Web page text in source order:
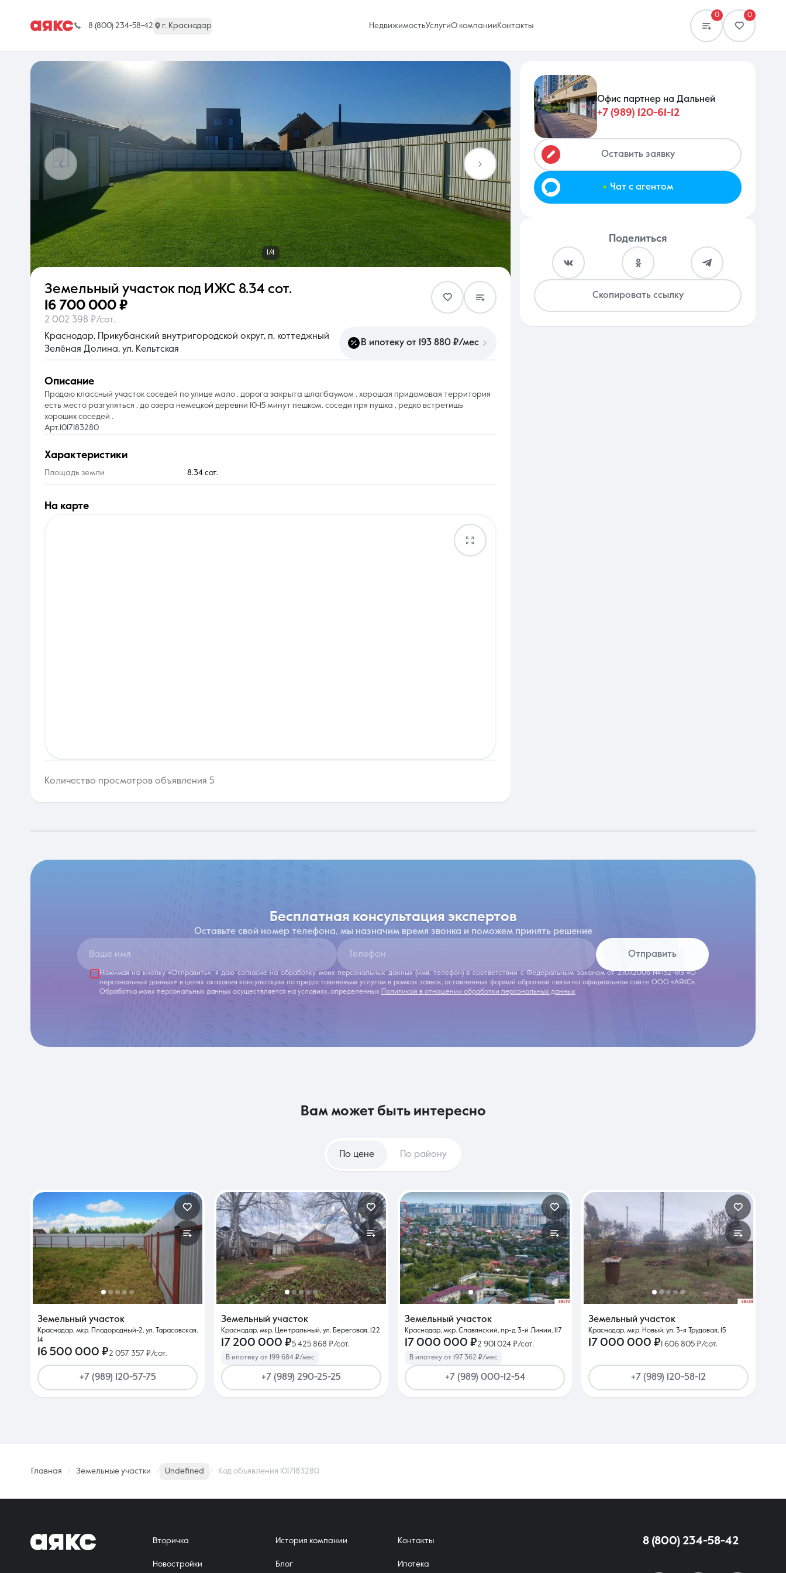
8 (800) 234-58-42 г. Краснодар НедвижимостьУслугиО компании Контакты
0 0
г. Краснодар Избранное
0 объявлений
Сравнение
Недвижимость Услуги
О компании Контакты
8 (861) 297-00-00
Ежедневно с 08:30 до 20:00
1/4
Земельный участок под ИЖС 8.34 сот.
16 700 000 ₽
2 002 398 ₽/сот.
Краснодар, Прикубанский внутригородской округ, п. коттеджный
Зелёная Долина, ул. Кельтская
В ипотеку от 193 880 ₽/мес
характеристики
Площадь земли 8.34 сот.
описание
Продаю классный участок соседей по улице мало . дорога закрыта шлагбаумом . хорошая придомовая территория
есть место разгуляться . до озера немецкой деревни 10-15 минут пешком. соседи пря пушка , редко встретишь
хороших соседей .
Арт.1017183280
на карте
Количество просмотров объявления 5
Офис партнер на Дальней
+7 (989) 120-61-12
Оставить заявку
. Чат с агентом
Поделиться
Скопировать ссылку
бесплатная консультация экспертов
Оставьте свой номер телефона, мы назначим время звонка и поможем принять решение
Ваше имя Телефон Отправить
Нажимая на кнопку «Отправить», я даю согласие на обработку моих персональных данных (имя, телефон) в соответствии с Федеральным законом от 27.07.2006 №152-ФЗ «О
персональных данных» в целях оказания консультации по предоставляемым услугам в рамках заявок, оставленных формой обратной связи на официальном сайте ООО «АЯКС».
Обработка моих персональных данных осуществляется на условиях, определенных Политикой в отношении обработки персональных данных
вам может быть интересно
По цене По району
Земельный участок
Краснодар, мкр. Плодородный-2, ул. Тарасовская,
14
16 500 000 ₽2 057 357 ₽/сот.
+7 (989) 120-57-75
Земельный участок
Краснодар, мкр. Центральный, ул. Береговая, 122
17 200 000 ₽5 425 868 ₽/сот.
В ипотеку от 199 684 ₽/мес
+7 (989) 290-25-25
Земельный участок
Краснодар, мкр. Славянский, пр-д 3-й Линии, 117
17 000 000 ₽2 901 024 ₽/сот.
В ипотеку от 197 362 ₽/мес
+7 (989) 000-12-54
Земельный участок
Краснодар, мкр. Новый, ул. 3-я Трудовая, 15
17 000 000 ₽ 1 606 805 ₽/сот.
+7 (989) 120-58-12
Главная Земельные участки Undefined Код объявления 1017183280
Вторичка
Новостройки
История компании
Блог
Контакты
Ипотека
8 (800) 234-58-42